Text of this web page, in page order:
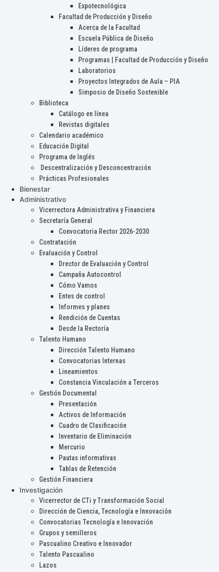
Expotecnológica
Facultad de Producción y Diseño
Acerca de la Facultad
Escuela Pública de Diseño
Líderes de programa
Programas | Facultad de Producción y Diseño
Laboratorios
Proyectos Integrados de Aula – PIA
Simposio de Diseño Sostenible
Biblioteca
Catálogo en línea
Revistas digitales
Calendario académico
Educación Digital
Programa de Inglés
Descentralización y Desconcentración
Prácticas Profesionales
Bienestar
Administrativo
Vicerrectora Administrativa y Financiera
Secretaría General
Convocatoria Rector 2026-2030
Contratación
Evaluación y Control
Drector de Evaluación y Control
Campaña Autocontrol
Cómo Vamos
Entes de control
Informes y planes
Rendición de Cuentas
Desde la Rectoría
Talento Humano
Dirección Talento Humano
Convocatorias Internas
Lineamientos
Constancia Vinculación a Terceros
Gestión Documental
Presentación
Activos de Información
Cuadro de Clasificación
Inventario de Eliminación
Mercurio
Pautas informativas
Tablas de Retención
Gestión Financiera
Investigación
Vicerrector de CTi y Transformación Social
Dirección de Ciencia, Tecnología e Innovación
Convocatorias Tecnología e Innovación
Grupos y semilleros
Pascualino Creativo e Innovador
Talento Pascualino
Lazos